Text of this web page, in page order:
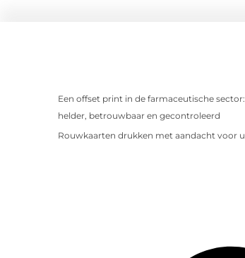
Een offset print in de farmaceutische sector:
helder, betrouwbaar en gecontroleerd
Rouwkaarten drukken met aandacht voor u